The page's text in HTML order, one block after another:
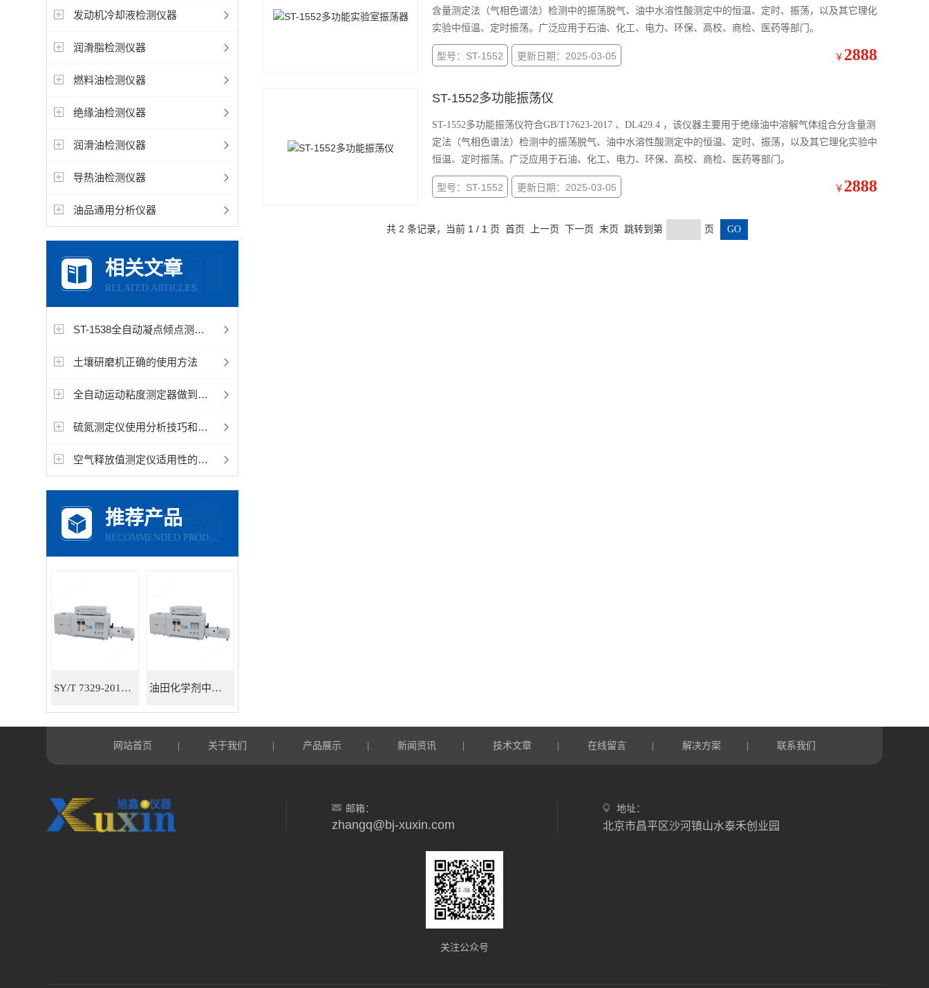
发动机冷却液检测仪器
润滑脂检测仪器
燃料油检测仪器
绝缘油检测仪器
润滑油检测仪器
导热油检测仪器
油品通用分析仪器
相关文章
RELATED ARTICLES
ST-1538全自动凝点倾点测定仪的工作原理
土壤研磨机正确的使用方法
全自动运动粘度测定器做到规范安装使用,事半功倍
硫氮测定仪使用分析技巧和要求
空气释放值测定仪适用性的具体分析
推荐产品
RECOMMENDED PRODUCTS
SY/T 7329-2016油田化学剂中有机氯测定仪器 油田化学剂中有机氯含量测定仪
含量测定法（气相色谱法）检测中的振荡脱气、油中水溶性酸测定中的恒温、定时、振荡，以及其它理化
实验中恒温、定时振荡。广泛应用于石油、化工、电力、环保、高校、商检、医药等部门。
型号：ST-1552 更新日期：2025-03-05 ￥ 2888
ST-1552多功能振荡仪
ST-1552多功能振荡仪符合GB/T17623-2017 、DL429.4 ，该仪器主要用于绝缘油中溶解气体组合分含量测
定法（气相色谱法）检测中的振荡脱气、油中水溶性酸测定中的恒温、定时、振荡，以及其它理化实验中
恒温、定时振荡。广泛应用于石油、化工、电力、环保、高校、商检、医药等部门。
型号：ST-1552 更新日期：2025-03-05 ￥ 2888
共 2 条记录，当前 1 / 1 页 首页 上一页 下一页 末页 跳转到第 页
网站首页 关于我们 产品展示 新闻资讯 技术文章 在线留言 解决方案 联系我们
邮箱：
zhangq@bj-xuxin.com
地址：
北京市昌平区沙河镇山水泰禾创业园
关注公众号